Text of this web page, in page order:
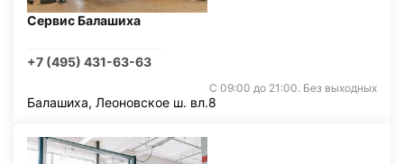
Сервис Балашиха
+7 (495) 431-63-63
С 09:00 до 21:00. Без выходных
Балашиха, Леоновское ш. вл.8